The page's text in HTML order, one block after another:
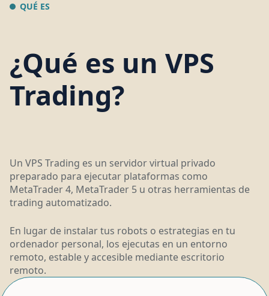
QUÉ ES
¿Qué es un VPS
Trading?
Un VPS Trading es un servidor virtual privado
preparado para ejecutar plataformas como
MetaTrader 4, MetaTrader 5 u otras herramientas de
trading automatizado.
En lugar de instalar tus robots o estrategias en tu
ordenador personal, los ejecutas en un entorno
remoto, estable y accesible mediante escritorio
remoto.